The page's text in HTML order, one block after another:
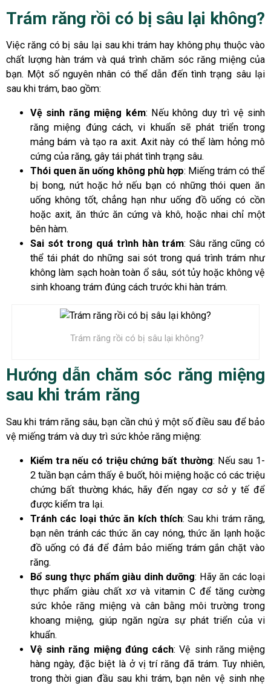
Trám răng rồi có bị sâu lại không?
Việc răng có bị sâu lại sau khi trám hay không phụ thuộc vào
chất lượng hàn trám và quá trình chăm sóc răng miệng của
bạn. Một số nguyên nhân có thể dẫn đến tình trạng sâu lại
sau khi trám, bao gồm:
Vệ sinh răng miệng kém: Nếu không duy trì vệ sinh
răng miệng đúng cách, vi khuẩn sẽ phát triển trong
mảng bám và tạo ra axit. Axit này có thể làm hỏng mô
cứng của răng, gây tái phát tình trạng sâu.
Thói quen ăn uống không phù hợp: Miếng trám có thể
bị bong, nứt hoặc hở nếu bạn có những thói quen ăn
uống không tốt, chẳng hạn như uống đồ uống có cồn
hoặc axit, ăn thức ăn cứng và khô, hoặc nhai chỉ một
bên hàm.
Sai sót trong quá trình hàn trám: Sâu răng cũng có
thể tái phát do những sai sót trong quá trình trám như
không làm sạch hoàn toàn ổ sâu, sót tủy hoặc không vệ
sinh khoang trám đúng cách trước khi hàn trám.
Trám răng rồi có bị sâu lại không?
Hướng dẫn chăm sóc răng miệng
sau khi trám răng
Sau khi trám răng sâu, bạn cần chú ý một số điều sau để bảo
vệ miếng trám và duy trì sức khỏe răng miệng:
Kiểm tra nếu có triệu chứng bất thường: Nếu sau 1-
2 tuần bạn cảm thấy ê buốt, hôi miệng hoặc có các triệu
chứng bất thường khác, hãy đến ngay cơ sở y tế để
được kiểm tra lại.
Tránh các loại thức ăn kích thích: Sau khi trám răng,
bạn nên tránh các thức ăn cay nóng, thức ăn lạnh hoặc
đồ uống có đá để đảm bảo miếng trám gắn chặt vào
răng.
Bổ sung thực phẩm giàu dinh dưỡng: Hãy ăn các loại
thực phẩm giàu chất xơ và vitamin C để tăng cường
sức khỏe răng miệng và cân bằng môi trường trong
khoang miệng, giúp ngăn ngừa sự phát triển của vi
khuẩn.
Vệ sinh răng miệng đúng cách: Vệ sinh răng miệng
hàng ngày, đặc biệt là ở vị trí răng đã trám. Tuy nhiên,
trong thời gian đầu sau khi trám, bạn nên vệ sinh nhẹ